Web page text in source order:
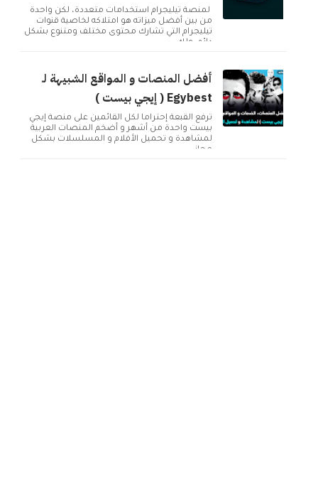
لمنصة تيليجرام استخدامات متعددة، لكن واحدة
من بين أفضل ميزاته هو امتلاكه لخاصية قنوات
تيليجرام التي تشارك محتوى مختلف ومتنوع بشكل
دائم. ولك...
أفضل المنصات و المواقع الشبيهة لـ
Egybest ( إيجي بيست )
تُرفع القبعة إحتراماً لكل القائمين على منصة إيجي
بيست واحدة من أشهر و أضخم المنصات العربية
لمشاهدة و تحميل الأفلام و المسلسلات بشكل
مجاني ...